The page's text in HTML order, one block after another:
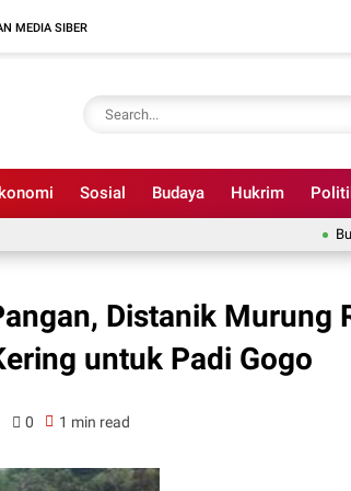
MEDIA SIBER
Sosial Budaya Hukrim
Bupati
Distanik Murung
untuk Padi Gogo
0 1 min read